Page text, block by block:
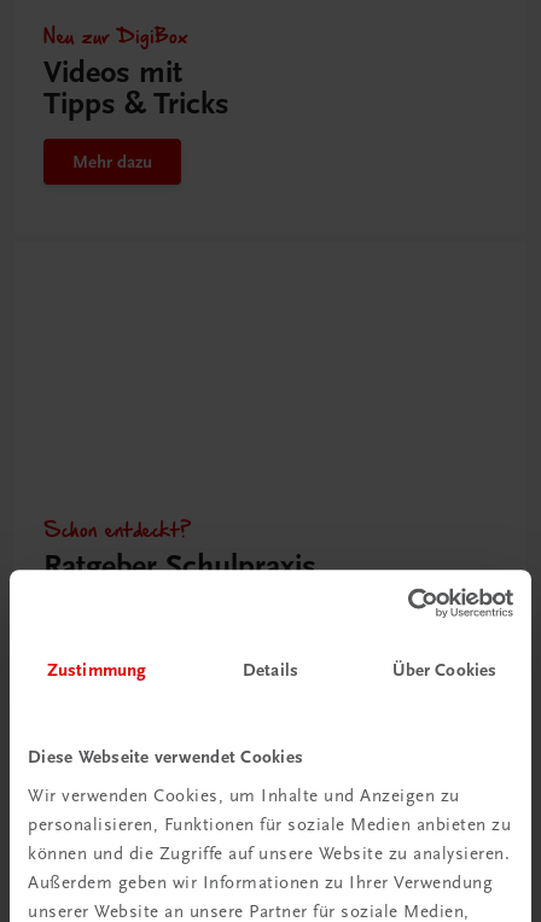
Zustimmung Details Über Cookies
Diese Webseite verwendet Cookies
Wir verwenden Cookies, um Inhalte und Anzeigen zu
personalisieren, Funktionen für soziale Medien anbieten zu
können und die Zugriffe auf unsere Website zu analysieren.
Außerdem geben wir Informationen zu Ihrer Verwendung
unserer Website an unsere Partner für soziale Medien,
Neu zur DigiBox
Videos mit
Tipps & Tricks
Mehr dazu
Schon entdeckt?
Ratgeber Schulpraxis